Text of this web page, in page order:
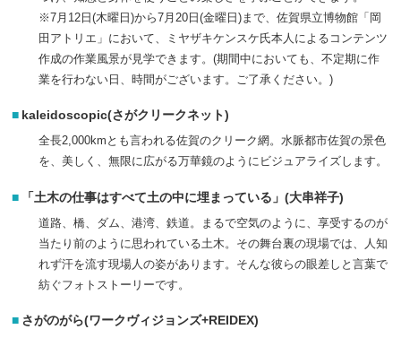
※7月12日(木曜日)から7月20日(金曜日)まで、佐賀県立博物館「岡
田アトリエ」において、ミヤザキケンスケ氏本人によるコンテンツ
作成の作業風景が見学できます。(期間中においても、不定期に作
業を行わない日、時間がございます。ご了承ください。)
kaleidoscopic(さがクリークネット)
全長2,000kmとも言われる佐賀のクリーク網。水脈都市佐賀の景色
を、美しく、無限に広がる万華鏡のようにビジュアライズします。
「土木の仕事はすべて土の中に埋まっている」(大串祥子)
道路、橋、ダム、港湾、鉄道。まるで空気のように、享受するのが
当たり前のように思われている土木。その舞台裏の現場では、人知
れず汗を流す現場人の姿があります。そんな彼らの眼差しと言葉で
紡ぐフォトストーリーです。
さがのがら(ワークヴィジョンズ+REIDEX)